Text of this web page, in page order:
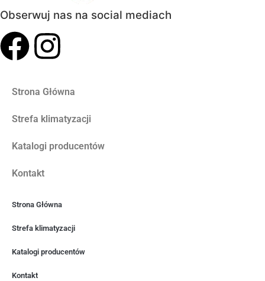
Obserwuj nas na social mediach
Strona Główna
Strefa klimatyzacji
Katalogi producentów
Kontakt
Strona Główna
Strefa klimatyzacji
Katalogi producentów
Kontakt